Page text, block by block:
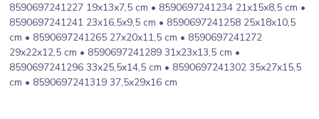
8590697241227 19x13x7,5 cm • 8590697241234 21x15x8,5 cm •
8590697241241 23x16,5x9,5 cm • 8590697241258 25x18x10,5
cm • 8590697241265 27x20x11,5 cm • 8590697241272
29x22x12,5 cm • 8590697241289 31x23x13,5 cm •
8590697241296 33x25,5x14,5 cm • 8590697241302 35x27x15,5
cm • 8590697241319 37,5x29x16 cm